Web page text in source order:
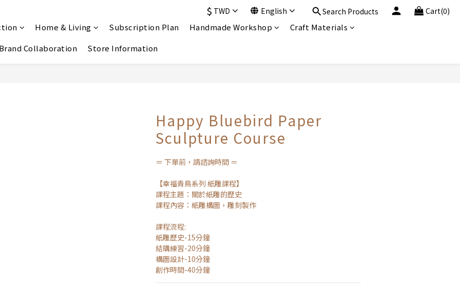
$ TWD English Search Products Cart(0)
Home & Living Subscription Plan Handmade Workshop
Craft Materials
Brand Collaboration Store Information
Happy Bluebird Paper
Sculpture Course
＝ 下單前，請諮詢時間 ＝
【幸福青鳥系列 紙雕課程】
課程主題：關於紙雕的歷史
課程內容：紙雕構圖，雕刻製作
課程流程:
紙雕歷史-15分鐘
結購練習-20分鐘
構圖設計-10分鐘
創作時間-40分鐘